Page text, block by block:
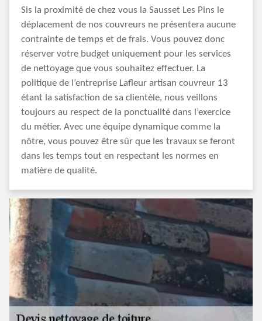
Sis la proximité de chez vous la Sausset Les Pins le
déplacement de nos couvreurs ne présentera aucune
contrainte de temps et de frais. Vous pouvez donc
réserver votre budget uniquement pour les services
de nettoyage que vous souhaitez effectuer. La
politique de l’entreprise Lafleur artisan couvreur 13
étant la satisfaction de sa clientèle, nous veillons
toujours au respect de la ponctualité dans l’exercice
du métier. Avec une équipe dynamique comme la
nôtre, vous pouvez être sûr que les travaux se feront
dans les temps tout en respectant les normes en
matière de qualité.